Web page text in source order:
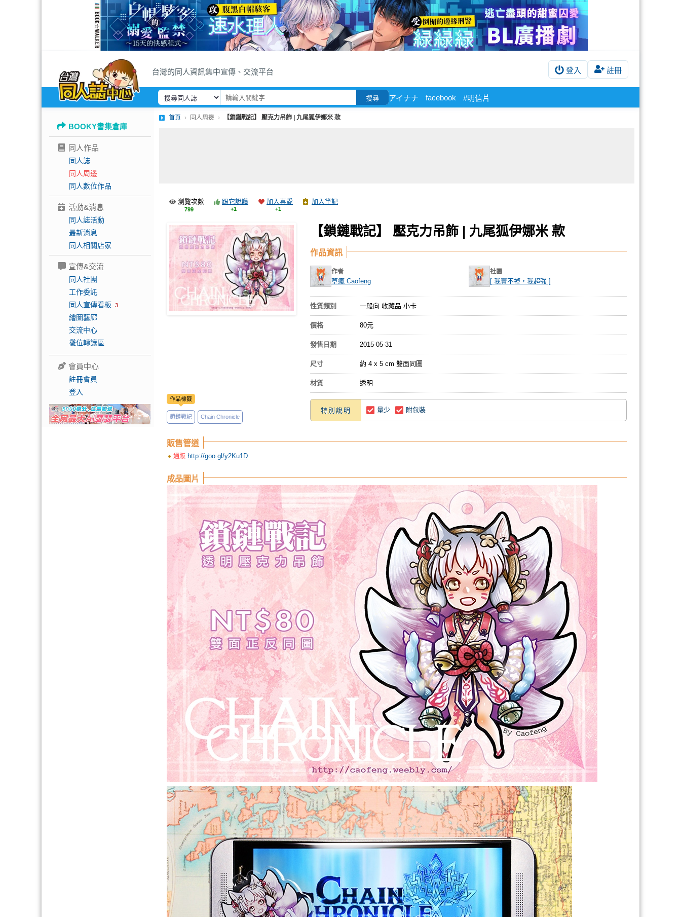
台灣的同人資訊集中宣傳、交流平台 登入 註冊
搜尋 アイナナ facebook #明信片
BOOKY書集倉庫
同人作品
同人誌
同人周邊
同人數位作品
活動&消息
同人誌活動
最新消息
同人相關店家
宣傳&交流
同人社團
工作委託
同人宣傳看板 3
繪圖藝廊
交流中心
攤位轉讓區
會員中心
註冊會員
登入
首頁 同人周邊 【鎖鏈戰記】 壓克力吊飾 | 九尾狐伊娜米 款
瀏覽次數
799
跟它說讚
+1
加入喜愛
+1
加入筆記
【鎖鏈戰記】 壓克力吊飾 | 九尾狐伊娜米 款
作品標籤
鎖鏈戰記 Chain Chronicle
作品資訊
作者
草瘋 Caofeng
社團
[ 我賣不掉，我超強 ]
性質類別 一般向 收藏品 小卡
價格 80元
發售日期 2015-05-31
尺寸 約 4 x 5 cm 雙面同圖
材質 透明
特別說明 量少 附包裝
販售管道
通販 http://goo.gl/y2Ku1D
成品圖片